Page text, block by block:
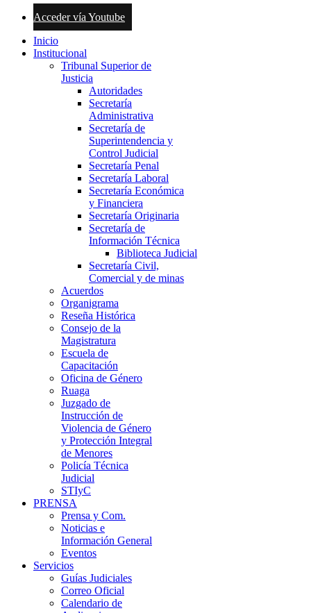
Acceder vía Youtube
Inicio
Institucional
Tribunal Superior de
Justicia
Autoridades
Secretaría
Administrativa
Secretaría de
Superintendencia y
Control Judicial
Secretaría Penal
Secretaría Laboral
Secretaría Económica
y Financiera
Secretaría Originaria
Secretaría de
Información Técnica
Biblioteca Judicial
Secretaría Civil,
Comercial y de minas
Acuerdos
Organigrama
Reseña Histórica
Consejo de la
Magistratura
Escuela de
Capacitación
Oficina de Género
Ruaga
Juzgado de
Instrucción de
Violencia de Género
y Protección Integral
de Menores
Policía Técnica
Judicial
STIyC
PRENSA
Prensa y Com.
Noticias e
Información General
Eventos
Servicios
Guías Judiciales
Correo Oficial
Calendario de